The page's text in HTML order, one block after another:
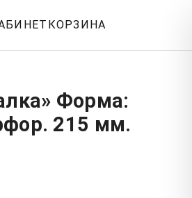
КОРЗИНА
Форма:
215 мм.